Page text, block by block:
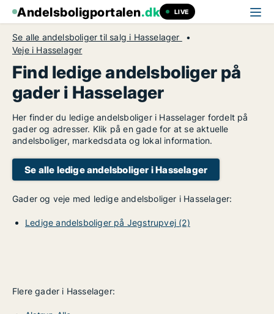
Andelsboligportalen.dk LIVE
Se alle andelsboliger til salg i Hasselager
Veje i Hasselager
Find ledige andelsboliger på
gader i Hasselager
Her finder du ledige andelsboliger i Hasselager fordelt på
gader og adresser. Klik på en gade for at se aktuelle
andelsboliger, markedsdata og lokal information.
Se alle ledige andelsboliger i Hasselager
Gader og veje med ledige andelsboliger i Hasselager:
Ledige andelsboliger på Jegstrupvej (2)
Flere gader i Hasselager: